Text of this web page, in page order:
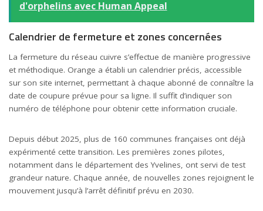
d'orphelins avec Human Appeal
Calendrier de fermeture et zones concernées
La fermeture du réseau cuivre s’effectue de manière progressive
et méthodique. Orange a établi un calendrier précis, accessible
sur son site internet, permettant à chaque abonné de connaître la
date de coupure prévue pour sa ligne. Il suffit d’indiquer son
numéro de téléphone pour obtenir cette information cruciale.
Depuis début 2025, plus de 160 communes françaises ont déjà
expérimenté cette transition. Les premières zones pilotes,
notamment dans le département des Yvelines, ont servi de test
grandeur nature. Chaque année, de nouvelles zones rejoignent le
mouvement jusqu’à l’arrêt définitif prévu en 2030.